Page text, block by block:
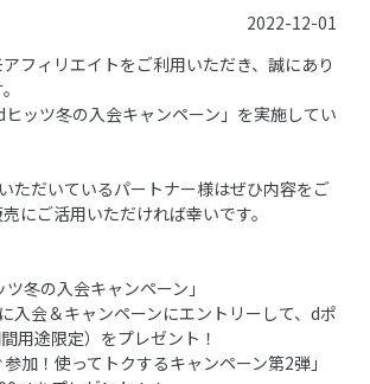
2022-12-01
フィリエイトをご利用いただき、誠にあり
ッツ冬の入会キャンペーン」を実施してい
ただいているパートナー様はぜひ内容をご
にご活用いただければ幸いです。
冬の入会キャンペーン」
入会＆キャンペーンにエントリーして、dポ
用途限定）をプレゼント！
参加！使ってトクするキャンペーン第2弾」